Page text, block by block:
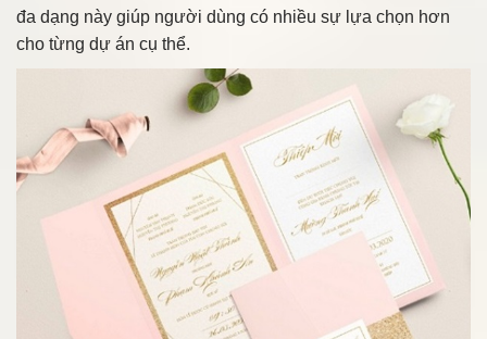
đa dạng này giúp người dùng có nhiều sự lựa chọn hơn
cho từng dự án cụ thể.